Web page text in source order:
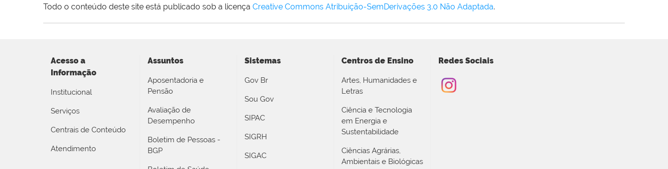
Todo o conteúdo deste site está publicado sob a licença Creative Commons Atribuição-SemDerivações 3.0 Não Adaptada.
Acesso a
Informação
Institucional
Serviços
Centrais de Conteúdo
Atendimento
Assuntos
Aposentadoria e
Pensão
Avaliação de
Desempenho
Boletim de Pessoas -
BGP
Sistemas
Gov Br
Sou Gov
SIPAC
SIGRH
SIGAC
Centros de Ensino
Artes, Humanidades e
Letras
Ciência e Tecnologia
em Energia e
Sustentabilidade
Ciências Agrárias,
Ambientais e Biológicas
Redes Sociais